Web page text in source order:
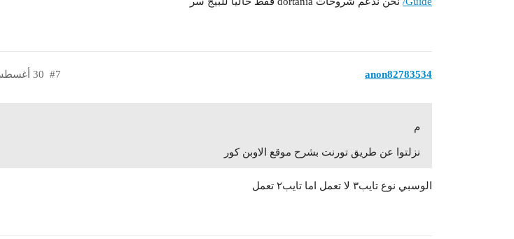
anon82783534 30 أغسطس 2020، 3:27م #7
م
نزلتوا عن طريق تورنت بشرح موقع الاوبن كور
الوسبي نوع تايب٣ لا تعمل اما تايب٢ تعمل